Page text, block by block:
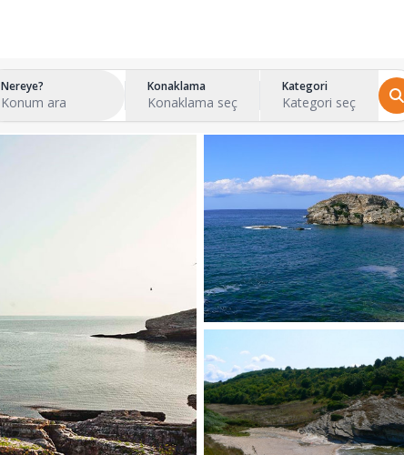
Nereye?
Konum ara
Konaklama
Konaklama seç
Kategori
Kategori seç